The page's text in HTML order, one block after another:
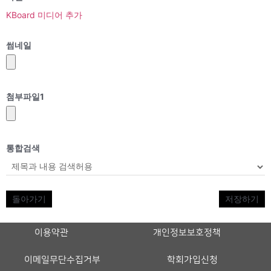
KBoard 미디어 추가
썸네일
첨부파일1
통합검색
돌아가기 저장하기
이용약관 개인정보보호정책
이메일무단수집거부 학회가입신청